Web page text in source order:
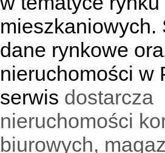
mieszkaniowych.
dane rynkowe
nieruchomości
serwis dostarcza
nieruchomości
biurowych,